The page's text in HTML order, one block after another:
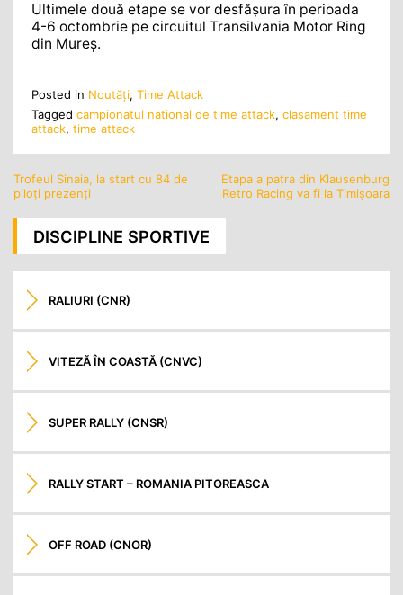
Ultimele două etape se vor desfășura în perioada
4-6 octombrie pe circuitul Transilvania Motor Ring
din Mureș.
Posted in Noutăţi, Time Attack
Tagged campionatul national de time attack, clasament time
attack, time attack
Navigare
articole
Trofeul Sinaia, la start cu 84 de
piloți prezenți
Etapa a patra din Klausenburg
Retro Racing va fi la Timișoara
DISCIPLINE SPORTIVE
RALIURI (CNR)
VITEZĂ ÎN COASTĂ (CNVC)
SUPER RALLY (CNSR)
RALLY START – ROMANIA PITOREASCA
OFF ROAD (CNOR)